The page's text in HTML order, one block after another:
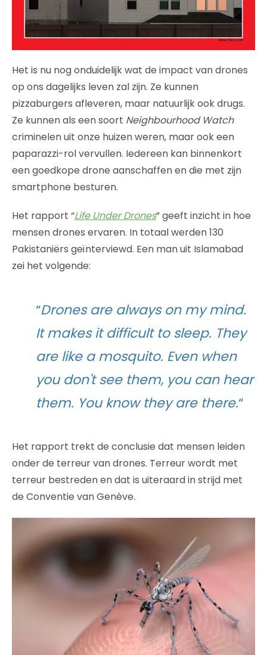
Het is nu nog onduidelijk wat de impact van drones
op ons dagelijks leven zal zijn. Ze kunnen
pizzaburgers afleveren, maar natuurlijk ook drugs.
Ze kunnen als een soort Neighbourhood Watch
criminelen uit onze huizen weren, maar ook een
paparazzi-rol vervullen. Iedereen kan binnenkort
een goedkope drone aanschaffen en die met zijn
smartphone besturen.
Het rapport “Life Under Drones” geeft inzicht in hoe
mensen drones ervaren. In totaal werden 130
Pakistaniërs geïnterviewd. Een man uit Islamabad
zei het volgende:
“Drones are always on my mind.
It makes it difficult to sleep. They
are like a mosquito. Even when
you don't see them, you can hear
them. You know they are there.“
Het rapport trekt de conclusie dat mensen leiden
onder de terreur van drones. Terreur wordt met
terreur bestreden en dat is uiteraard in strijd met
de Conventie van Genève.